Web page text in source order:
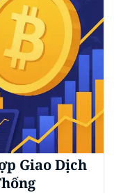
Giao Dịch